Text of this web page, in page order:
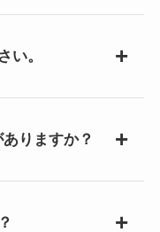
い。
りますか？